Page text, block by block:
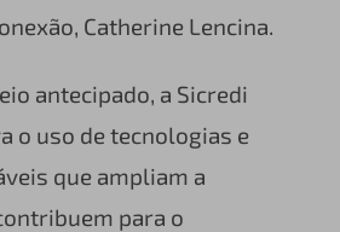
Catherine Lencina.
antecipado, a Sicredi
o uso de tecnologias e
que ampliam a
para o